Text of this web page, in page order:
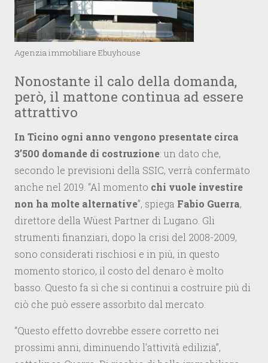
Agenzia immobiliare Ebuyhouse
Nonostante il calo della domanda,
però, il mattone continua ad essere
attrattivo
In Ticino ogni anno vengono presentate circa
3’500 domande di costruzione: un dato che,
secondo le previsioni della SSIC, verrà confermato
anche nel 2019. “Al momento chi vuole investire
non ha molte alternative”, spiega Fabio Guerra,
direttore della Wüest Partner di Lugano. Gli
strumenti finanziari, dopo la crisi del 2008-2009,
sono considerati rischiosi e in più, in questo
momento storico, il costo del denaro è molto
basso. Questo fa sì che si continui a costruire più di
ciò che può essere assorbito dal mercato.
“Questo effetto dovrebbe essere corretto nei
prossimi anni, diminuendo l’attività edilizia”,